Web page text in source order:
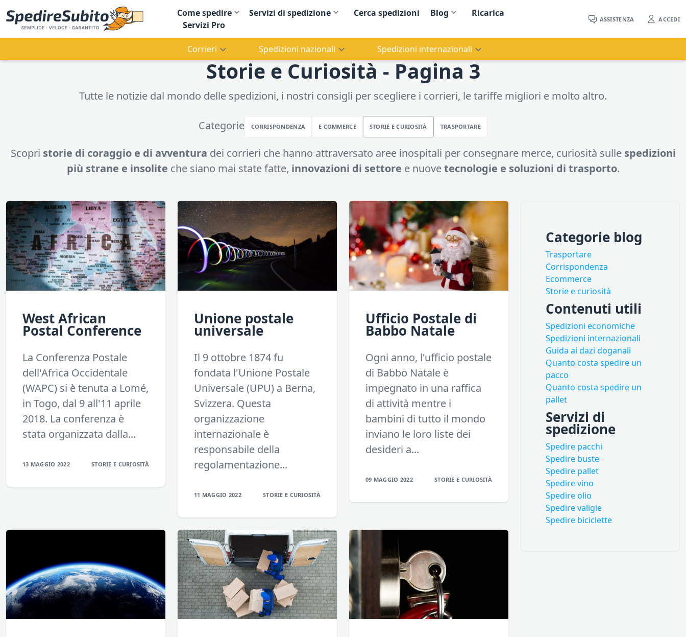
Come spedire Servizi di spedizione Cerca spedizioni Blog
Ricarica
Servizi Pro
ASSISTENZA ACCEDI
Corrieri Spedizioni nazionali Spedizioni internazionali
Storie e Curiosità - Pagina 3
Tutte le notizie dal mondo delle spedizioni, i nostri consigli per scegliere i corrieri, le tariffe migliori e molto altro.
Categorie CORRISPONDENZA E COMMERCE STORIE E CURIOSITÀ TRASPORTARE
Scopri storie di coraggio e di avventura dei corrieri che hanno attraversato aree inospitali per consegnare merce, curiosità sulle spedizioni
più strane e insolite che siano mai state fatte, innovazioni di settore e nuovetecnologie e soluzioni di trasporto.
West African
Postal Conference
La Conferenza Postale
dell'Africa Occidentale
(WAPC) si è tenuta a Lomé,
in Togo, dal 9 all'11 aprile
2018. La conferenza è
stata organizzata dalla...
13 MAGGIO 2022 STORIE E CURIOSITÀ
Unione postale
universale
Il 9 ottobre 1874 fu
fondata l'Unione Postale
Universale (UPU) a Berna,
Svizzera. Questa
organizzazione
internazionale è
responsabile della
regolamentazione...
11 MAGGIO 2022 STORIE E CURIOSITÀ
Ufficio Postale di
Babbo Natale
Ogni anno, l'ufficio postale
di Babbo Natale è
impegnato in una raffica
di attività mentre i
bambini di tutto il mondo
inviano le loro liste dei
desideri a...
09 MAGGIO 2022 STORIE E CURIOSITÀ
Categorie blog
Trasportare
Corrispondenza
Ecommerce
Storie e curiosità
Contenuti utili
Spedizioni economiche
Spedizioni internazionali
Guida ai dazi doganali
Quanto costa spedire un
pacco
Quanto costa spedire un
pallet
Servizi di
spedizione
Spedire pacchi
Spedire buste
Spedire pallet
Spedire vino
Spedire olio
Spedire valigie
Spedire biciclette